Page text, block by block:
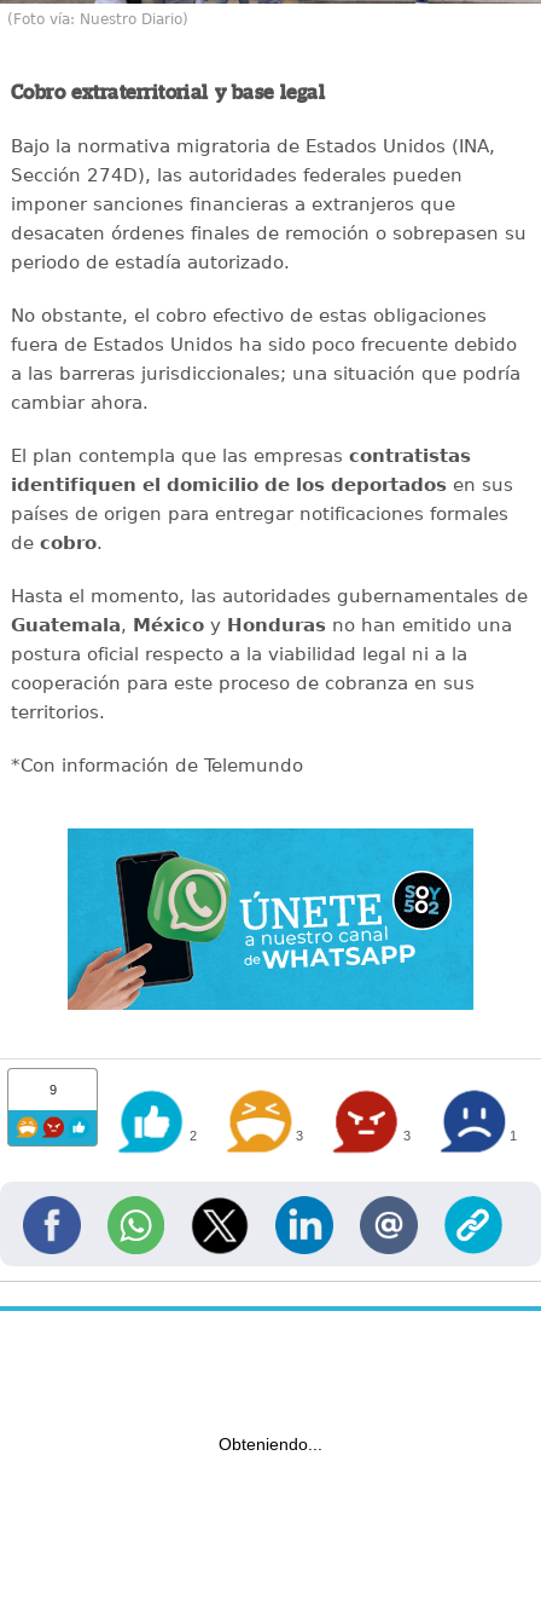
(Foto vía: Nuestro Diario)
Cobro extraterritorial y base legal
Bajo la normativa migratoria de Estados Unidos (INA,
Sección 274D), las autoridades federales pueden
imponer sanciones financieras a extranjeros que
desacaten órdenes finales de remoción o sobrepasen su
periodo de estadía autorizado.
No obstante, el cobro efectivo de estas obligaciones
fuera de Estados Unidos ha sido poco frecuente debido
a las barreras jurisdiccionales; una situación que podría
cambiar ahora.
El plan contempla que las empresas contratistas
identifiquen el domicilio de los deportadosen sus
países de origen para entregar notificaciones formales
de cobro.
Hasta el momento, las autoridades gubernamentales de
Guatemala, Méxicoy Hondurasno han emitido una
postura oficial respecto a la viabilidad legal ni a la
cooperación para este proceso de cobranza en sus
territorios.
*Con información de Telemundo
9
2 3 3 1
Obteniendo...